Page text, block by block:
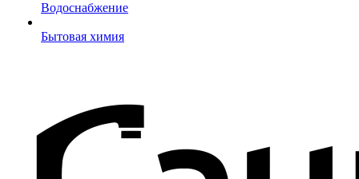
Водоснабжение
Бытовая химия